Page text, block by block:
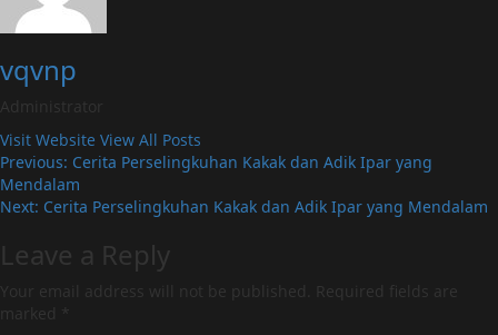
vqvnp
Administrator
Visit Website View All Posts
Post
navigation
Previous: Cerita Perselingkuhan Kakak dan Adik Ipar yang
Mendalam
Next: Cerita Perselingkuhan Kakak dan Adik Ipar yang Mendalam
Leave a Reply
Your email address will not be published.
Required fields are
marked